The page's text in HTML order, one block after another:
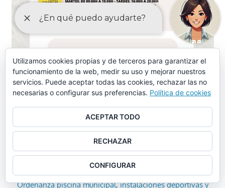
ORDENANZAS MAYO-2024
Ordenanza piscina municipal, instalaciones deportivas y
Utilizamos cookies propias y de terceros para garantizar el
funcionamiento de la web, medir su uso y mejorar nuestros
servicios. Puede aceptar todas las cookies, rechazar las no
necesarias o configurar sus preferencias. Política de cookies
ACEPTAR TODO
RECHAZAR
CONFIGURAR